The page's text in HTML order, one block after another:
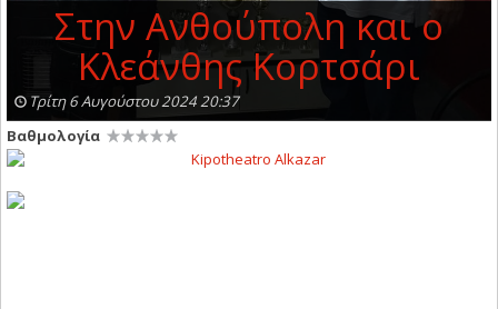
Στην Ανθούπολη και ο
Κλεάνθης Κορτσάρι
Τρίτη 6 Αυγούστου 2024 20:37
Βαθμολογία